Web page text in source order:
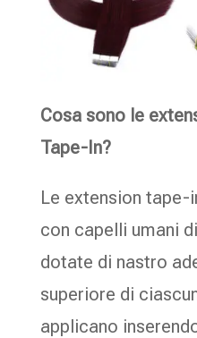
Cosa sono le
Tape-In?
Le extension tape-
con capelli umani
dotate di nastro
superiore di
applicano